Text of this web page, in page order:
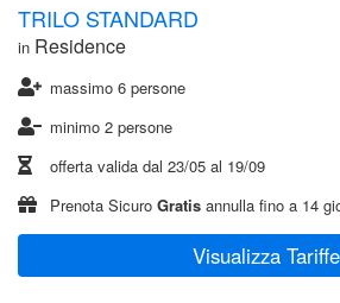
TRILO STANDARD
in Residence
massimo 6 persone
minimo 2 persone
offerta valida dal 23/05 al 19/09
Prenota Sicuro Gratis annulla fino a 14
Visualizza Tariffe